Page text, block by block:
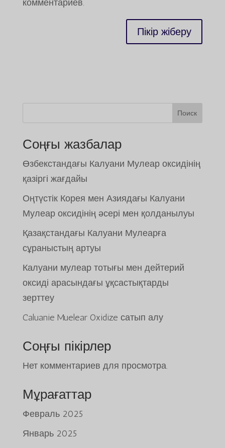
комментариев.
Поиск
Соңғы жазбалар
Өзбекстандағы Калуани Мулеар оксидінің
қазіргі жағдайы
Оңтүстік Корея мен Азиядағы Калуани
Мулеар оксидінің әсері мен қолданылуы
Қазақстандағы Калуани Мулеарға
сұраныстың артуы
Калуани мулеар тотығы мен дейтерий
оксиді арасындағы ұқсастықтарды
зерттеу
Caluanie Muelear Oxidize сатып алу
Соңғы пікірлер
Нет комментариев для просмотра.
Мұрағаттар
Февраль 2025
Январь 2025